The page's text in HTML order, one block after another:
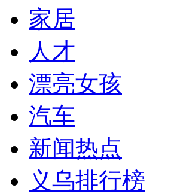
家居
人才
漂亮女孩
汽车
新闻热点
义乌排行榜